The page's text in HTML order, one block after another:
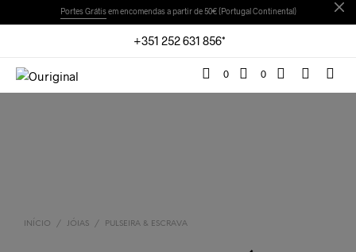
Portes Grátisem encomendas a partir de 50€ (Portugal Continental)
+351 252 631 856*
0 0
INÍCIO / JÓIAS / PULSEIRA & ESCRAVA